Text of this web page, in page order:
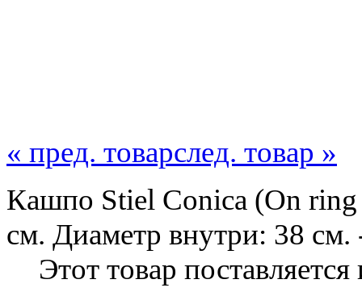
« пред. товарслед. товар »
Кашпо Stiel Conica (On
см. Диаметр внутри: 38 см.
Этот товар